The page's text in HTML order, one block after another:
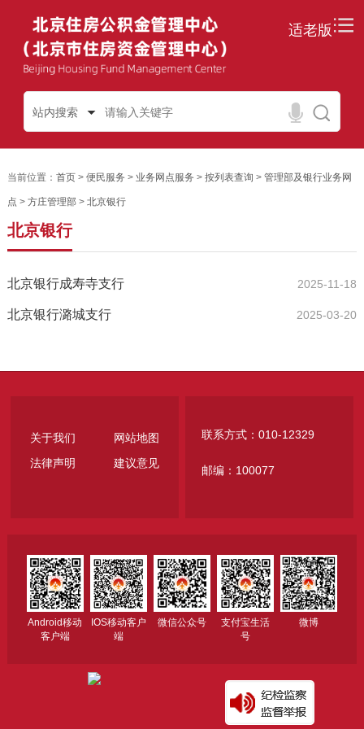
适老版
站内搜索
当前位置： 首页> 便民服务 > 业务网点服务 > 按列表查询 > 管理部及银行业务网
点 > 方庄管理部> 北京银行
北京银行
北京银行成寿寺支行 2025-11-18
北京银行潞城支行 2025-03-20
关于我们
网站地图
法律声明
建议意见
联系方式：010-12329
邮编：100077
Android移动
客户端
IOS移动客户
端
微信公众号
支付宝生活
号
微博